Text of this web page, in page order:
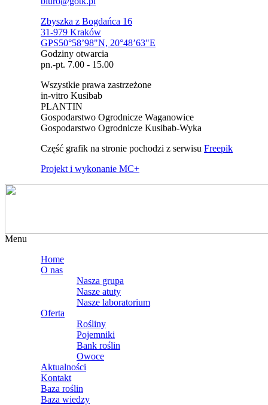
Zbyszka z Bogdańca 16
31-979 Kraków
GPS50°58’98"N, 20°48’63"E
Godziny otwarcia
pn.-pt. 7.00 - 15.00
Wszystkie prawa zastrzeżone
in-vitro Kusibab
PLANTIN
Gospodarstwo Ogrodnicze Waganowice
Gospodarstwo Ogrodnicze Kusibab-Wyka
Część grafik na stronie pochodzi z serwisu Freepik
Projekt i wykonanie MC+
Menu
Home
O nas
Nasza grupa
Nasze atuty
Nasze laboratorium
Oferta
Rośliny
Pojemniki
Bank roślin
Owoce
Aktualności
Kontakt
Baza roślin
Baza wiedzy